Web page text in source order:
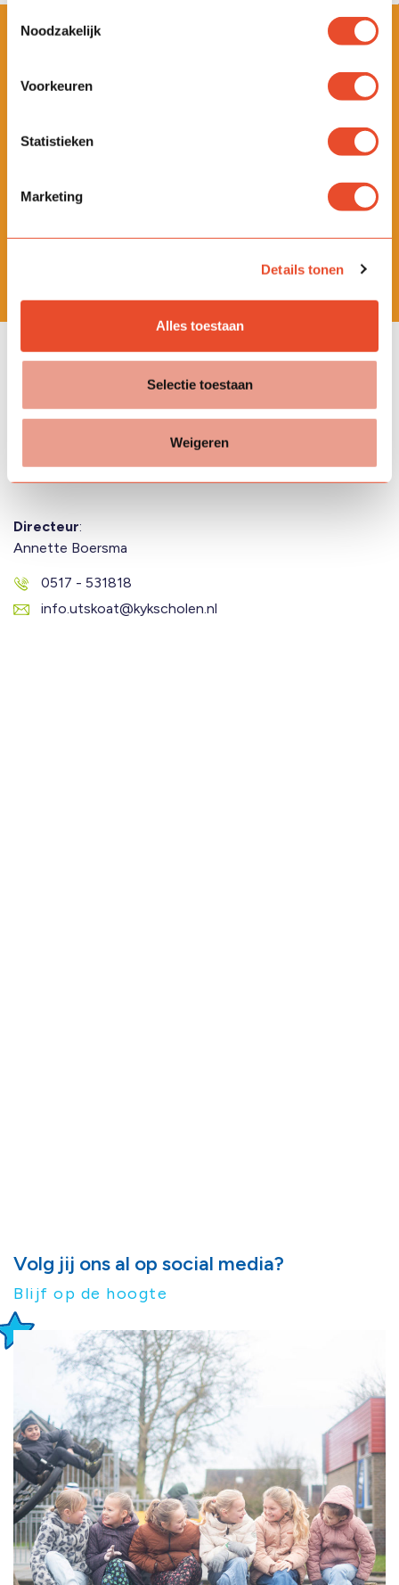
Noodzakelijk
Voorkeuren
Statistieken
Marketing
Details tonen
Alles toestaan
Selectie toestaan
Weigeren
Nieuws
👑Lied Koningsspelen 2026
Lees bericht
Contact
Meer informatie of kennismaken met onze school? Neem
Directeur:
Annette Boersma
0517 - 531818
info.utskoat@kykscholen.nl
Volg jij ons al op social media?
Blijf op de hoogte